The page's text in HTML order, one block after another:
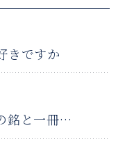
きですか
銘と一冊の